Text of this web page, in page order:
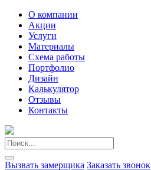
О компании
Акции
Услуги
Материалы
Схема работы
Портфолио
Дизайн
Калькулятор
Отзывы
Контакты
Вызвать замерщика Заказать звонок